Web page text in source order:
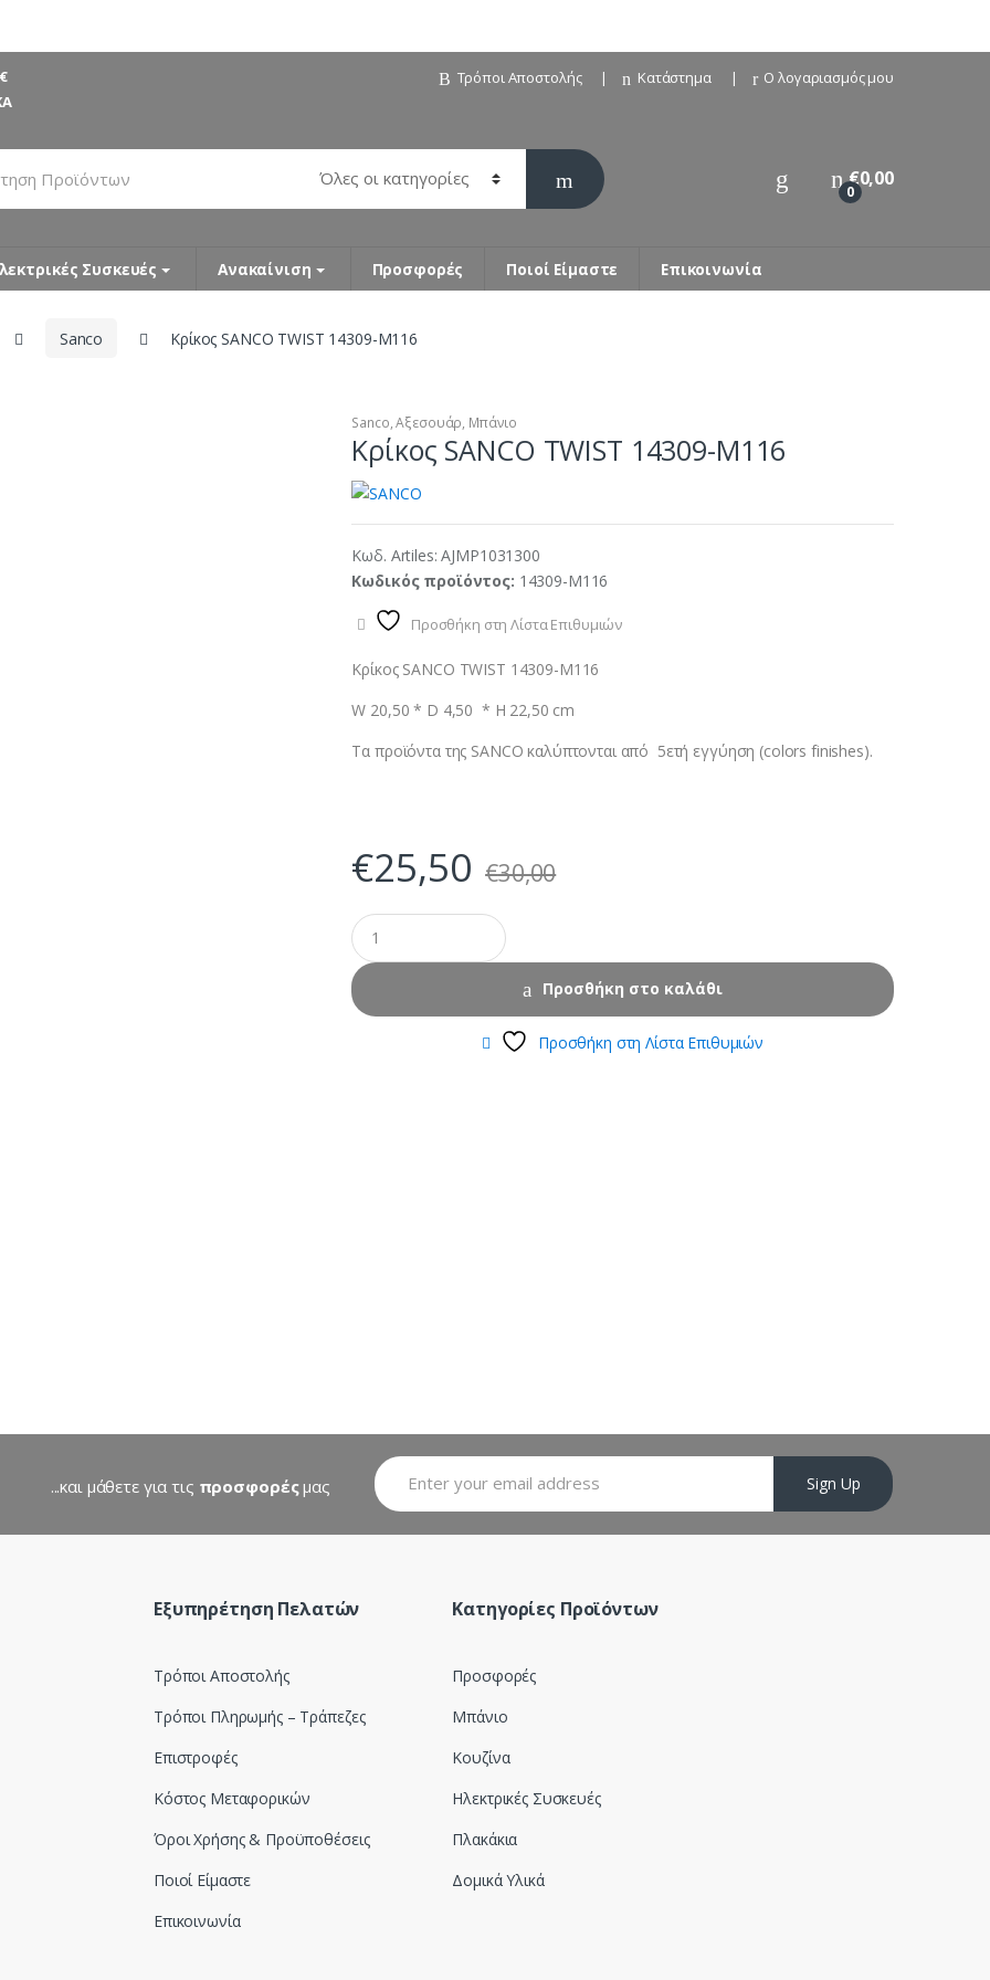
Τρόποι Αποστολής Κατάστημα Ο λογαριασμός μου
0
€0,00
Συσκευές Ανακαίνιση Προσφορές Ποιοί Είμαστε Επικοινωνία
Sanco Κρίκος SANCO TWIST 14309-M116
Sanco,Αξεσουάρ, Μπάνιο
Κρίκος SANCO TWIST 14309-M116
Κωδ. Artiles: AJMP1031300
Κωδικός προϊόντος: 14309-M116
Προσθήκη στη Λίστα Επιθυμιών
Κρίκος SANCO TWIST 14309-M116
W 20,50 * D 4,50 * H 22,50 cm
Τα προϊόντα της SANCO καλύπτονται από 5ετή εγγύηση (colors finishes).
€25,50 €30,00
Προσθήκη στο καλάθι
Προσθήκη στη Λίστα Επιθυμιών
...και μάθετε για τις προσφορέςμας Sign Up
Εξυπηρέτηση Πελατών
Τρόποι Αποστολής
Τρόποι Πληρωμής – Τράπεζες
Επιστροφές
Κόστος Μεταφορικών
Όροι Χρήσης & Προϋποθέσεις
Ποιοί Είμαστε
Επικοινωνία
Κατηγορίες Προϊόντων
Προσφορές
Μπάνιο
Κουζίνα
Ηλεκτρικές Συσκευές
Πλακάκια
Δομικά Υλικά